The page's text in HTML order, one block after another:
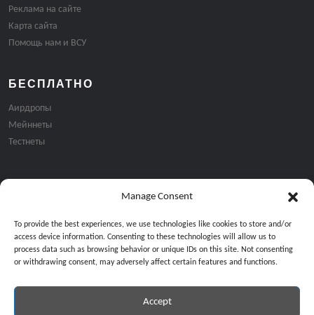
Manage Consent
To provide the best experiences, we use technologies like cookies to store and/or
access device information. Consenting to these technologies will allow us to
process data such as browsing behavior or unique IDs on this site. Not consenting
or withdrawing consent, may adversely affect certain features and functions.
Accept
Реклама на сайте
Карта сайта
Помощь нам и ВСУ
БЕСПЛАТНО
Аирдропы
Мейннеты
Тестнеты
Подписка на email рассылку:
Продолжая, вы соглашаетесь с нашей политикой